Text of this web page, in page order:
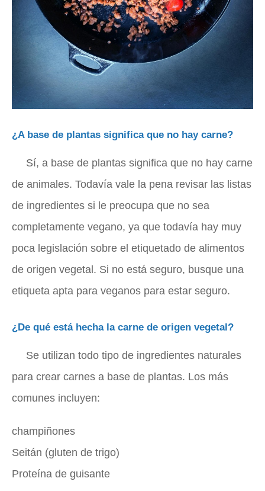
¿A base de plantas significa que no hay carne?
Sí, a base de plantas significa que no hay carne
de animales. Todavía vale la pena revisar las listas
de ingredientes si le preocupa que no sea
completamente vegano, ya que todavía hay muy
poca legislación sobre el etiquetado de alimentos
de origen vegetal. Si no está seguro, busque una
etiqueta apta para veganos para estar seguro.
¿De qué está hecha la carne de origen vegetal?
Se utilizan todo tipo de ingredientes naturales
para crear carnes a base de plantas. Los más
comunes incluyen:
champiñones
Seitán (gluten de trigo)
Proteína de guisante